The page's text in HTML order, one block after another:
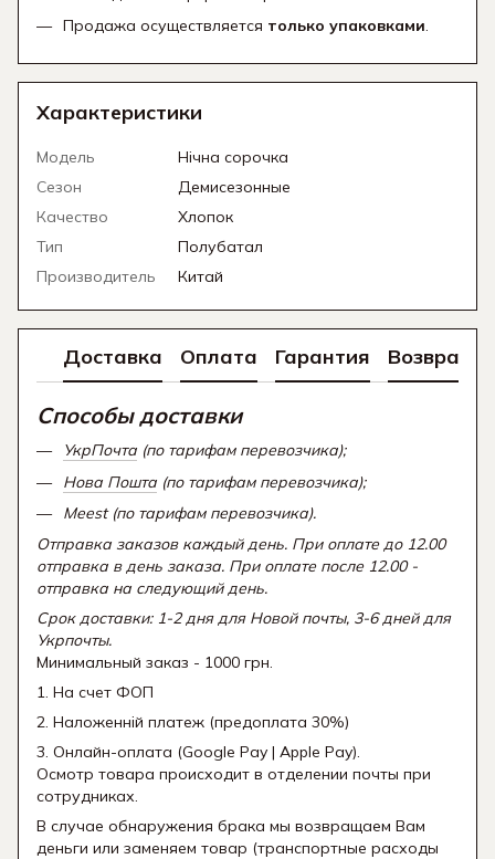
Продажа осуществляется только упаковками.
Характеристики
Модель
Нічна сорочка
Сезон
Демисезонные
Качество
Хлопок
Тип
Полубатал
Производитель
Китай
Доставка Оплата Гарантия Возврат
Способы доставки
УкрПочта (по тарифам перевозчика);
Нова Пошта (по тарифам перевозчика);
Meest (по тарифам перевозчика).
Отправка заказов каждый день. При оплате до 12.00
отправка в день заказа. При оплате после 12.00 -
отправка на следующий день.
Срок доставки: 1-2 дня для Новой почты, 3-6 дней для
Укрпочты.
Минимальный заказ - 1000 грн.
1. На счет ФОП
2. Наложенній платеж (предоплата 30%)
3. Онлайн-оплата (Google Pay | Apple Pay).
Осмотр товара происходит в отделении почты при
сотрудниках.
В случае обнаружения брака мы возвращаем Вам
деньги или заменяем товар (транспортные расходы